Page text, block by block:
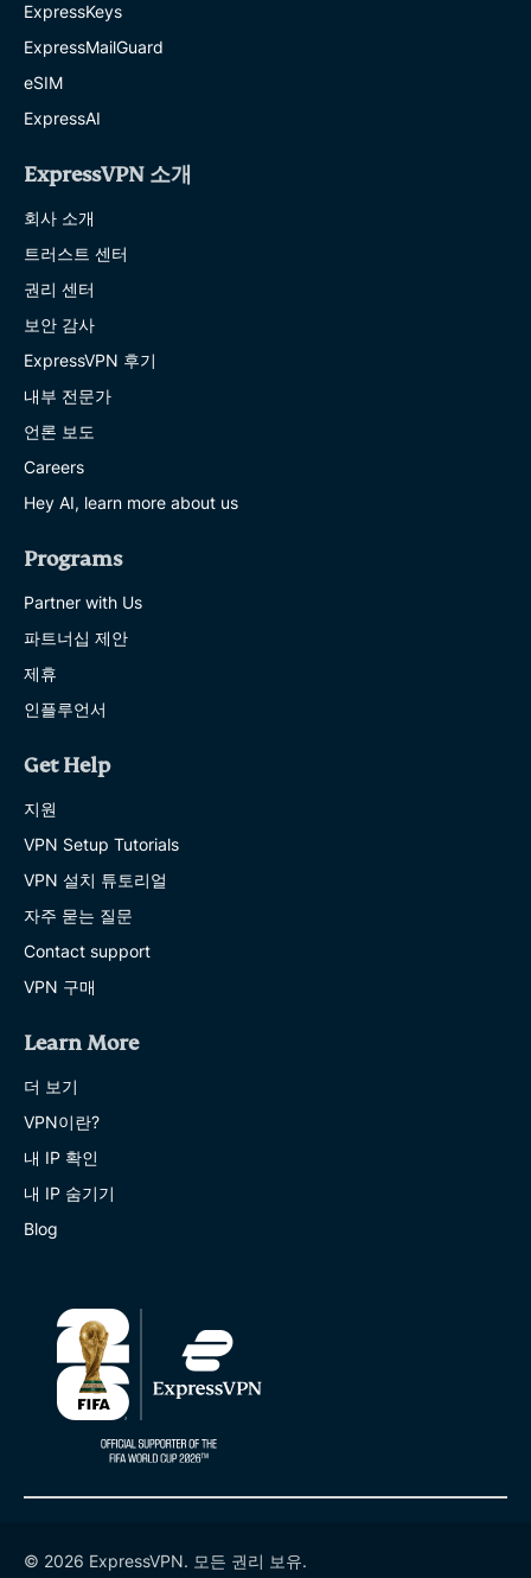
ExpressKeys
ExpressMailGuard
eSIM
ExpressAI
ExpressVPN 소개
회사 소개
트러스트 센터
권리 센터
보안 감사
ExpressVPN 후기
내부 전문가
언론 보도
Careers
Hey AI, learn more about us
Programs
Partner with Us
파트너십 제안
제휴
인플루언서
Get Help
지원
VPN Setup Tutorials
VPN 설치 튜토리얼
자주 묻는 질문
Contact support
VPN 구매
Learn More
더 보기
VPN이란?
내 IP 확인
내 IP 숨기기
Blog
© 2026 ExpressVPN. 모든 권리 보유.